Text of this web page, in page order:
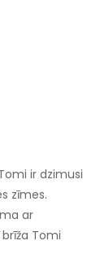
ir dzimusi
zīmes.
ar
Tomi